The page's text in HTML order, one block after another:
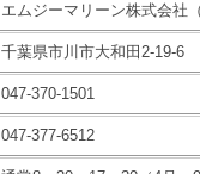
エムジーマリーン株式会社
千葉県市川市大和田2-19-6
047-370-1501
047-377-6512